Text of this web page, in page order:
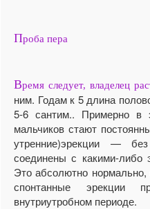
Проба пера
Время следует, владелец
ним. Годам к 5 длина
5-6 сантим.. Примерно в
мальчиков стают
утренние)эрекции —
соединены с какими-либо
Это абсолютно нормально,
спонтанные эрекции
внутриутробном периоде.